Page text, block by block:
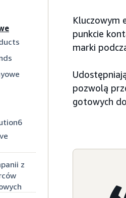
z
Kluczowym
punkcie
marki
pozwolą
gotowych